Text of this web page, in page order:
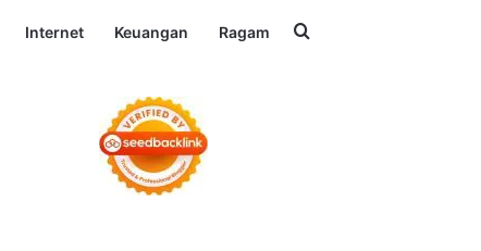
Internet Keuangan Ragam Search for